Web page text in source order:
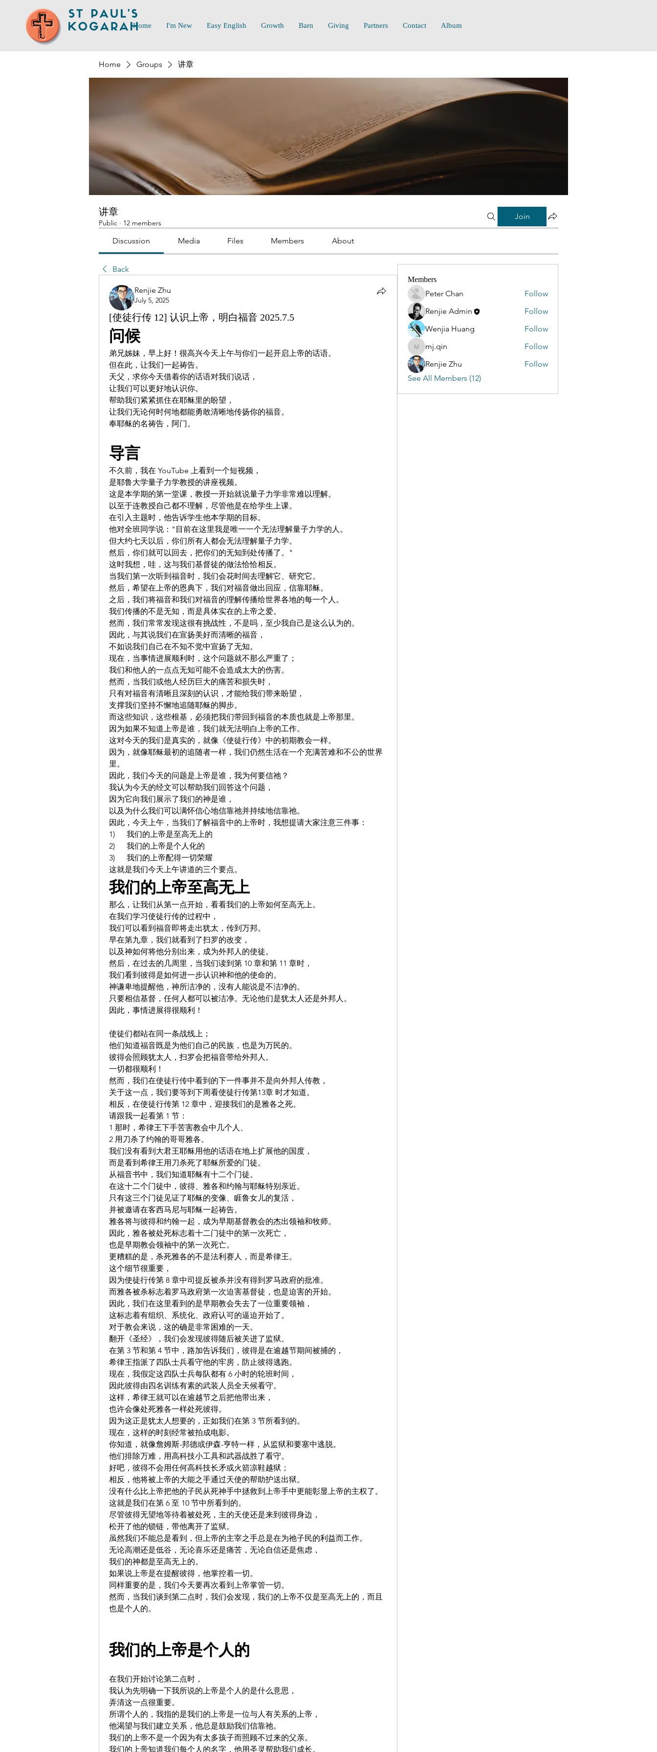
Home I'm New Easy English Growth Barn Giving Partners Contact Album
Home Groups 讲章
讲章
Public · 12 members
Join
Discussion Media Files Members About
Back
Renjie Zhu
July 5, 2025
[使徒行传 12] 认识上帝，明白福音 2025.7.5
问候
弟兄姊妹，早上好！很高兴今天上午与你们一起开启上帝的话语。
但在此，让我们一起祷告。
天父，求你今天借着你的话语对我们说话，
让我们可以更好地认识你。
帮助我们紧紧抓住在耶稣里的盼望，
让我们无论何时何地都能勇敢清晰地传扬你的福音。
奉耶稣的名祷告，阿门。
导言
不久前，我在 YouTube 上看到一个短视频，
是耶鲁大学量子力学教授的讲座视频。
这是本学期的第一堂课，教授一开始就说量子力学非常难以理解。
以至于连教授自己都不理解，尽管他是在给学生上课。
在引入主题时，他告诉学生他本学期的目标。
他对全班同学说："目前在这里我是唯一一个无法理解量子力学的人。
但大约七天以后，你们所有人都会无法理解量子力学。
然后，你们就可以回去，把你们的无知到处传播了。"
这时我想，哇，这与我们基督徒的做法恰恰相反。
当我们第一次听到福音时，我们会花时间去理解它、研究它。
然后，希望在上帝的恩典下，我们对福音做出回应，信靠耶稣。
之后，我们将福音和我们对福音的理解传播给世界各地的每一个人。
我们传播的不是无知，而是具体实在的上帝之爱。
然而，我们常常发现这很有挑战性，不是吗，至少我自己是这么认为的。
因此，与其说我们在宣扬美好而清晰的福音，
不如说我们自己在不知不觉中宣扬了无知。
现在，当事情进展顺利时，这个问题就不那么严重了；
我们和他人的一点点无知可能不会造成太大的伤害。
然而，当我们或他人经历巨大的痛苦和损失时，
只有对福音有清晰且深刻的认识，才能给我们带来盼望，
支撑我们坚持不懈地追随耶稣的脚步。
而这些知识，这些根基，必须把我们带回到福音的本质也就是上帝那里。
因为如果不知道上帝是谁，我们就无法明白上帝的工作。
这对今天的我们是真实的，就像《使徒行传》中的初期教会一样。
因为，就像耶稣最初的追随者一样，我们仍然生活在一个充满苦难和不公的世界
里。
因此，我们今天的问题是上帝是谁，我为何要信祂？
我认为今天的经文可以帮助我们回答这个问题，
因为它向我们展示了我们的神是谁，
以及为什么我们可以满怀信心地信靠祂并持续地信靠祂。
因此，今天上午，当我们了解福音中的上帝时，我想提请大家注意三件事：
1)      我们的上帝是至高无上的
2)      我们的上帝是个人化的
3)      我们的上帝配得一切荣耀
这就是我们今天上午讲道的三个要点。
我们的上帝至高无上
那么，让我们从第一点开始，看看我们的上帝如何至高无上。
在我们学习使徒行传的过程中，
我们可以看到福音即将走出犹太，传到万邦。
早在第九章，我们就看到了扫罗的改变，
以及神如何将他分别出来，成为外邦人的使徒。
然后，在过去的几周里，当我们读到第 10 章和第 11 章时，
我们看到彼得是如何进一步认识神和他的使命的。
神谦卑地提醒他，神所洁净的，没有人能说是不洁净的。
只要相信基督，任何人都可以被洁净。无论他们是犹太人还是外邦人。
因此，事情进展得很顺利！
使徒们都站在同一条战线上；
他们知道福音既是为他们自己的民族，也是为万民的。
彼得会照顾犹太人，扫罗会把福音带给外邦人。
一切都很顺利！
然而，我们在使徒行传中看到的下一件事并不是向外邦人传教，
关于这一点，我们要等到下周看使徒行传第13章 时才知道。
相反，在使徒行传第 12 章中，迎接我们的是雅各之死。
请跟我一起看第 1 节：
1 那时，希律王下手苦害教会中几个人、
2 用刀杀了约翰的哥哥雅各。
我们没有看到大君王耶稣用他的话语在地上扩展他的国度，
而是看到希律王用刀杀死了耶稣所爱的门徒。
从福音书中，我们知道耶稣有十二个门徒。
在这十二个门徒中，彼得、雅各和约翰与耶稣特别亲近。
只有这三个门徒见证了耶稣的变像、睚鲁女儿的复活，
并被邀请在客西马尼与耶稣一起祷告。
雅各将与彼得和约翰一起，成为早期基督教会的杰出领袖和牧师。
因此，雅各被处死标志着十二门徒中的第一次死亡，
也是早期教会领袖中的第一次死亡。
更糟糕的是，杀死雅各的不是法利赛人，而是希律王。
这个细节很重要，
因为使徒行传第 8 章中司提反被杀并没有得到罗马政府的批准。
而雅各被杀标志着罗马政府第一次迫害基督徒，也是迫害的开始。
因此，我们在这里看到的是早期教会失去了一位重要领袖，
这标志着有组织、系统化、政府认可的逼迫开始了。
对于教会来说，这的确是非常困难的一天。
翻开《圣经》，我们会发现彼得随后被关进了监狱。
在第 3 节和第 4 节中，路加告诉我们，彼得是在逾越节期间被捕的，
希律王指派了四队士兵看守他的牢房，防止彼得逃跑。
现在，我假定这四队士兵每队都有 6 小时的轮班时间，
因此彼得由四名训练有素的武装人员全天候看守。
这样，希律王就可以在逾越节之后把他带出来，
也许会像处死雅各一样处死彼得。
因为这正是犹太人想要的，正如我们在第 3 节所看到的。
现在，这样的时刻经常被拍成电影。
你知道，就像詹姆斯-邦德或伊森-亨特一样，从监狱和要塞中逃脱。
他们排除万难，用高科技小工具和武器战胜了看守。
好吧，彼得不会用任何高科技长矛或火箭凉鞋越狱；
相反，他将被上帝的大能之手通过天使的帮助护送出狱。
没有什么比上帝把他的子民从死神手中拯救到上帝手中更能彰显上帝的主权了。
这就是我们在第 6 至 10 节中所看到的。
尽管彼得无望地等待着被处死，主的天使还是来到彼得身边，
松开了他的锁链，带他离开了监狱。
虽然我们不能总是看到，但上帝的主宰之手总是在为祂子民的利益而工作。
无论高潮还是低谷，无论喜乐还是痛苦，无论自信还是焦虑，
我们的神都是至高无上的。
如果说上帝是在提醒彼得，他掌控着一切。
同样重要的是，我们今天要再次看到上帝掌管一切。
然而，当我们谈到第二点时，我们会发现，我们的上帝不仅是至高无上的，而且
也是个人的。
我们的上帝是个人的
在我们开始讨论第二点时，
我认为先明确一下我所说的上帝是个人的是什么意思，
弄清这一点很重要。
所谓个人的，我指的是我们的上帝是一位与人有关系的上帝，
他渴望与我们建立关系，他总是鼓励我们信靠祂。
我们的上帝不是一个因为有太多孩子而照顾不过来的父亲。
我们的上帝知道我们每个人的名字，他用圣灵帮助我们成长。
Members
Peter Chan
Follow
Renjie Admin
Follow
Wenjia Huang
Follow
mj.qin
mj.qin
Follow
Renjie Zhu
Follow
See All Members (12)